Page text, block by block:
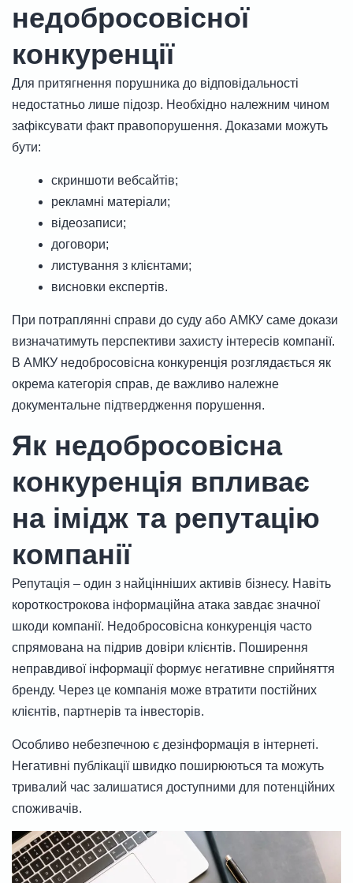
недобросовісної
конкуренції
Для притягнення порушника до відповідальності
недостатньо лише підозр. Необхідно належним чином
зафіксувати факт правопорушення. Доказами можуть
бути:
скриншоти вебсайтів;
рекламні матеріали;
відеозаписи;
договори;
листування з клієнтами;
висновки експертів.
При потраплянні справи до суду або АМКУ саме докази
визначатимуть перспективи захисту інтересів компанії.
В АМКУ недобросовісна конкуренція розглядається як
окрема категорія справ, де важливо належне
документальне підтвердження порушення.
Як недобросовісна
конкуренція впливає
на імідж та репутацію
компанії
Репутація – один з найцінніших активів бізнесу. Навіть
короткострокова інформаційна атака завдає значної
шкоди компанії. Недобросовісна конкуренція часто
спрямована на підрив довіри клієнтів. Поширення
неправдивої інформації формує негативне сприйняття
бренду. Через це компанія може втратити постійних
клієнтів, партнерів та інвесторів.
Особливо небезпечною є дезінформація в інтернеті.
Негативні публікації швидко поширюються та можуть
тривалий час залишатися доступними для потенційних
споживачів.